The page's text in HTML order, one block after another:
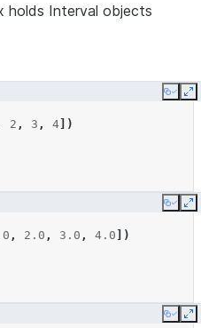
holds Interval objects
Copy
2 , 3 , 4 ])
Copy
, 2.0 , 3.0 , 4.0 ])
Copy